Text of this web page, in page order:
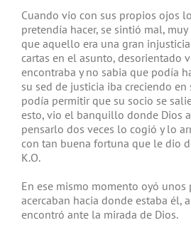
Cuando vio con sus propios ojos
pretendía hacer, se sintió mal,
que aquello era una gran
cartas en el asunto, desorientado
encontraba y no sabia que podía
su sed de justicia iba creciendo
podía permitir que su socio se
esto, vio el banquillo donde Dios
pensarlo dos veces lo cogió y lo
con tan buena fortuna que le dio
K.O.
En ese mismo momento oyó unos
acercaban hacia donde estaba él,
encontró ante la mirada de Dios.